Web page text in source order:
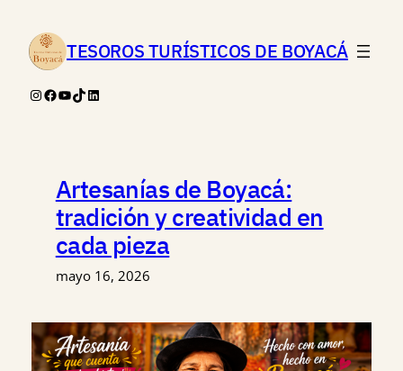
contenidoTESOROS TURÍSTICOS DE BOYACÁ
Instagram
Facebook
YouTube
TikTokLinkedIn
Artesanías de Boyacá:
tradición y creatividad en
cada pieza
mayo 16, 2026